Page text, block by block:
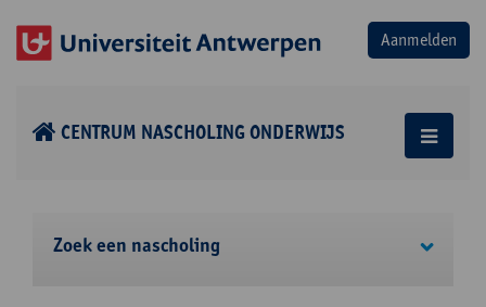
CENTRUM NASCHOLING ONDERWIJS
Zoek een nascholing